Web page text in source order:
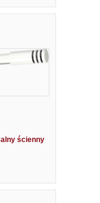
ścienny